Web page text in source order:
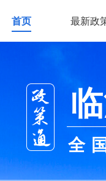
首页 最新政
全